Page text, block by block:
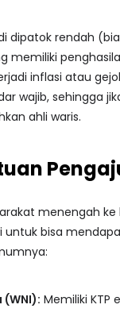
dipatok rendah
memiliki
inflasi atau
wajib, sehingga
ahli waris.
menengah
untuk bisa
Memiliki KTP